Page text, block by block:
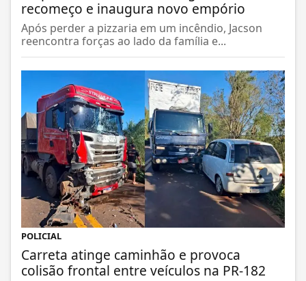
recomeço e inaugura novo empório
Após perder a pizzaria em um incêndio, Jacson
reencontra forças ao lado da família e...
POLICIAL
Carreta atinge caminhão e provoca
colisão frontal entre veículos na PR-182